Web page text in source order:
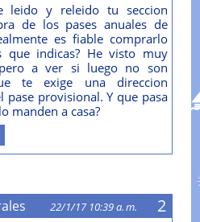
leido y releido tu seccion
de los pases anuales de
es fiable comprarlo
que indicas? He visto muy
a ver si luego no son
te exige una direccion
pase provisional. Y que pasa
manden a casa?
22/1/17 10:39 a. m.